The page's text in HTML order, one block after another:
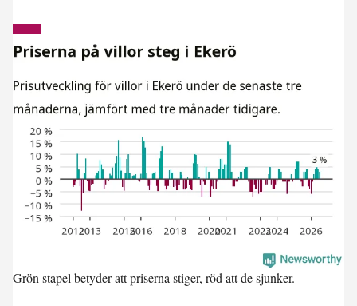
Grön stapel betyder att priserna stiger, röd att de sjunker.